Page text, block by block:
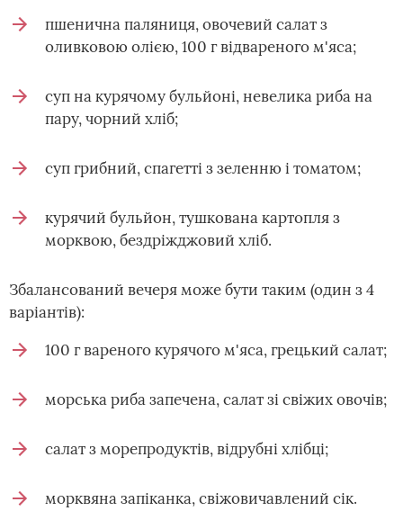
пшенична паляниця, овочевий салат з
оливковою олією, 100 г відвареного м'яса;
суп на курячому бульйоні, невелика риба на
пару, чорний хліб;
суп грибний, спагетті з зеленню і томатом;
курячий бульйон, тушкована картопля з
морквою, бездріжджовий хліб.
Збалансований вечеря може бути таким (один з 4
варіантів):
100 г вареного курячого м'яса, грецький салат;
морська риба запечена, салат зі свіжих овочів;
салат з морепродуктів, відрубні хлібці;
морквяна запіканка, свіжовичавлений сік.